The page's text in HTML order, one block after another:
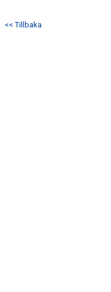
<< Tillbaka